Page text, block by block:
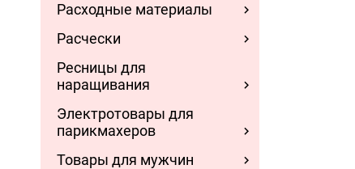
Расходные материалы
Расчески
Ресницы для
наращивания
Электротовары для
парикмахеров
Товары для мужчин